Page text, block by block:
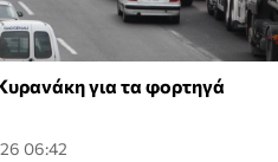
για τα φορτηγά
06:42